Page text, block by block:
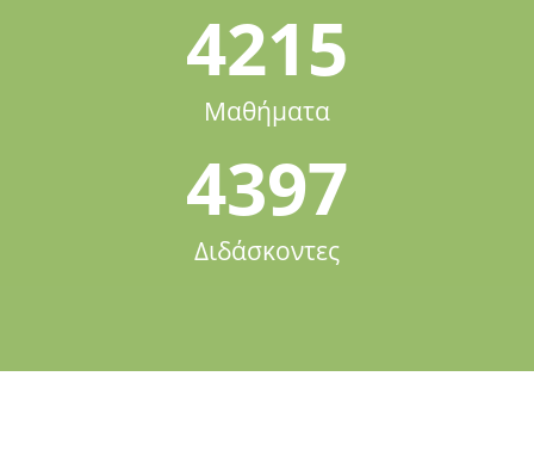
4215
Μαθήματα
4397
Διδάσκοντες